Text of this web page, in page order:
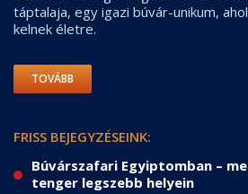
táptalaja, egy igazi búvár-unikum,
kelnek életre.
TOVÁBB
FRISS BEJEGYZÉSEINK:
Búvárszafari Egyiptomban –
tenger legszebb helyein